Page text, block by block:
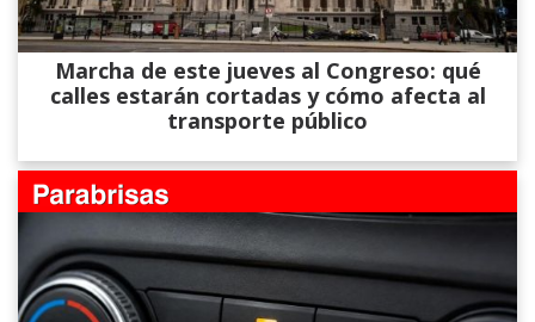
Marcha de este jueves al Congreso: qué
calles estarán cortadas y cómo afecta al
transporte público